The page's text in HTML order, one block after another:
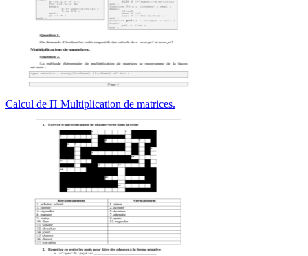
Calcul de Π Multiplication de matrices.